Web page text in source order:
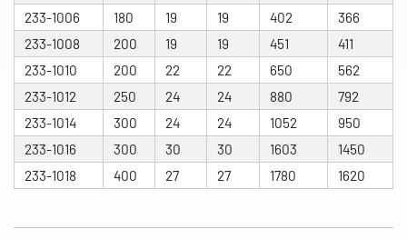
233-1006
180 19 19 402
366
233-1008
200 19 19 451
411
233-1010
200 22 22 650
562
233-1012
250 24 24 880
792
233-1014
300 24 24 1052
950
233-1016
300 30 30 1603
1450
233-1018
400 27 27 1780 1620